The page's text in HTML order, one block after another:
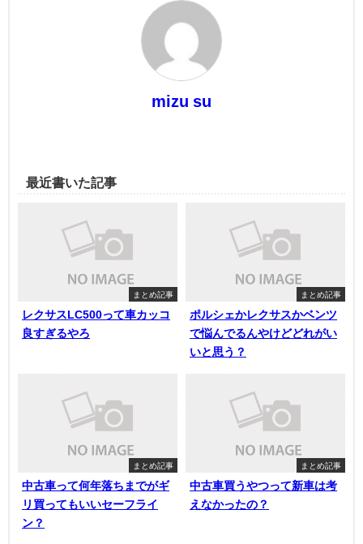
mizu su
最近書いた記事
まとめ記事
レクサスLC500って車カッコ
良すぎるやろ
まとめ記事
ポルシェかレクサスかベンツ
で悩んでるんやけどどれがい
いと思う？
まとめ記事
中古車って何年落ちまでがギ
リ買ってもいいセーフライ
ン？
まとめ記事
中古車買うやつって新車は考
えなかったの？